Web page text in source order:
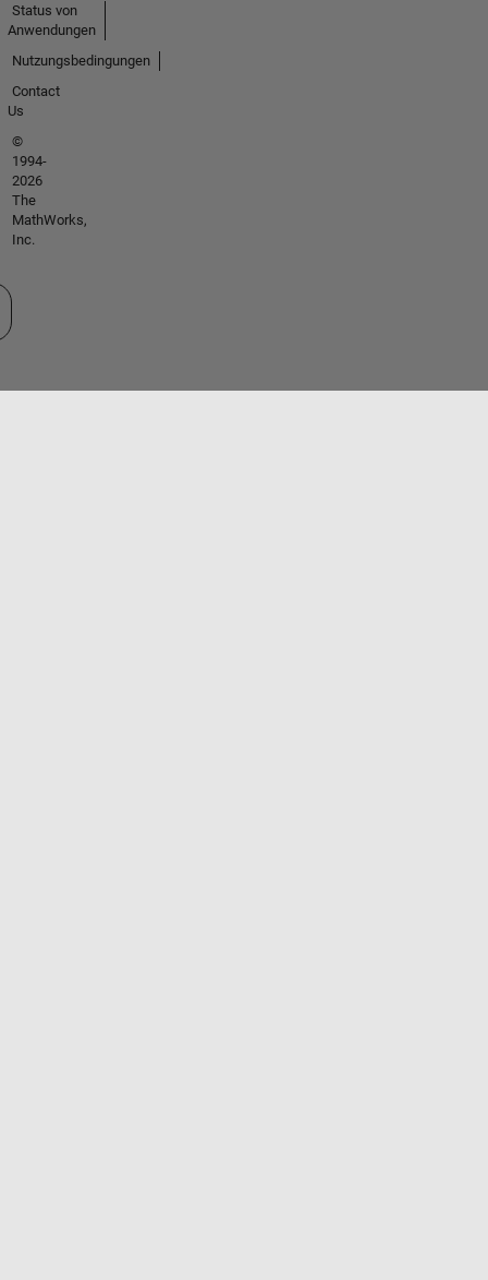
Status von
Anwendungen
Nutzungsbedingungen
Contact
Us
©
1994-
2026
The
MathWorks,
Inc.